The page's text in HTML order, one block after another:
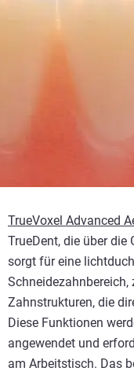
TrueVoxel Advanced
TrueDent, die über die
sorgt für eine
Zahnstrukturen, die
Diese Funktionen
angewendet und
am Arbeitstisch. Das